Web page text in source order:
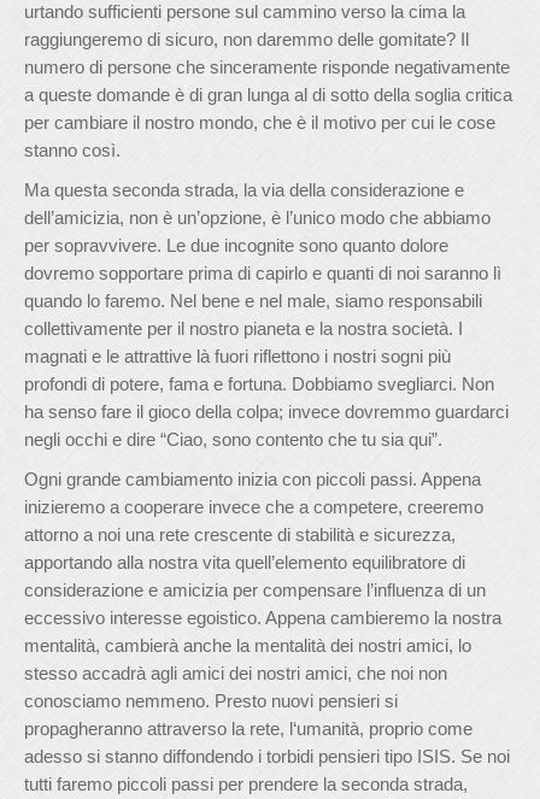
urtando sufficienti persone sul cammino verso la cima la
raggiungeremo di sicuro, non daremmo delle gomitate? Il
numero di persone che sinceramente risponde negativamente
a queste domande è di gran lunga al di sotto della soglia critica
per cambiare il nostro mondo, che è il motivo per cui le cose
stanno così.
Ma questa seconda strada, la via della considerazione e
dell’amicizia, non è un’opzione, è l’unico modo che abbiamo
per sopravvivere. Le due incognite sono quanto dolore
dovremo sopportare prima di capirlo e quanti di noi saranno lì
quando lo faremo. Nel bene e nel male, siamo responsabili
collettivamente per il nostro pianeta e la nostra società. I
magnati e le attrattive là fuori riflettono i nostri sogni più
profondi di potere, fama e fortuna. Dobbiamo svegliarci. Non
ha senso fare il gioco della colpa; invece dovremmo guardarci
negli occhi e dire “Ciao, sono contento che tu sia qui”.
Ogni grande cambiamento inizia con piccoli passi. Appena
inizieremo a cooperare invece che a competere, creeremo
attorno a noi una rete crescente di stabilità e sicurezza,
apportando alla nostra vita quell’elemento equilibratore di
considerazione e amicizia per compensare l’influenza di un
eccessivo interesse egoistico. Appena cambieremo la nostra
mentalità, cambierà anche la mentalità dei nostri amici, lo
stesso accadrà agli amici dei nostri amici, che noi non
conosciamo nemmeno. Presto nuovi pensieri si
propagheranno attraverso la rete, l‘umanità, proprio come
adesso si stanno diffondendo i torbidi pensieri tipo ISIS. Se noi
tutti faremo piccoli passi per prendere la seconda strada,